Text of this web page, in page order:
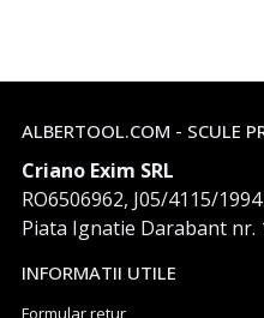
ALBERTOOL.COM - SCULE
Criano Exim SRL
RO6506962, J05/4115/1994
Piata Ignatie Darabant nr.
INFORMATII UTILE
Formular retur